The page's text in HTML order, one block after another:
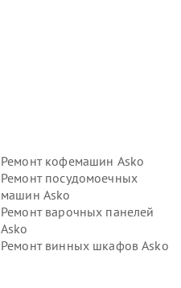
Ремонт кофемашин Asko
Ремонт посудомоечных
машин Asko
Ремонт варочных панелей
Asko
Ремонт винных шкафов Asko